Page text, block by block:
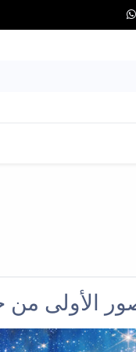
الأولى